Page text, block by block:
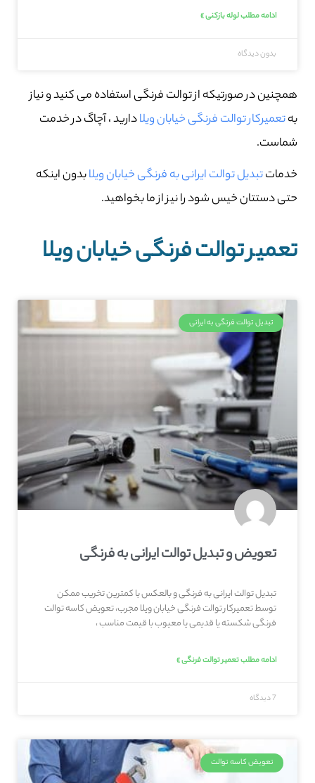
ادامه مطلب لوله بازکنی »
بدون دیدگاه
همچنین در صورتیکه از توالت فرنگی استفاده می کنید و نیاز
بهتعمیرکار توالت فرنگی خیابان ویلادارید ، آچاگ در خدمت
شماست.
خدماتتبدیل توالت ایرانی به فرنگی خیابان ویلابدون اینکه
حتی دستتان خیس شود را نیز از ما بخواهید.
تعمیر توالت فرنگی خیابان ویلا
تبدیل توالت فرنگی به ایرانی
تعویض و تبدیل توالت ایرانی به فرنگی
تبدیل توالت ایرانی به فرنگی و بالعکس با کمترین تخریب ممکن
توسط تعمیرکار توالت فرنگی خیابان ویلا مجرب، تعویض کاسه توالت
فرنگی شکسته یا قدیمی یا معیوب با قیمت مناسب ،
ادامه مطلب تعمیر توالت فرنگی »
7 دیدگاه
تعویض کاسه توالت